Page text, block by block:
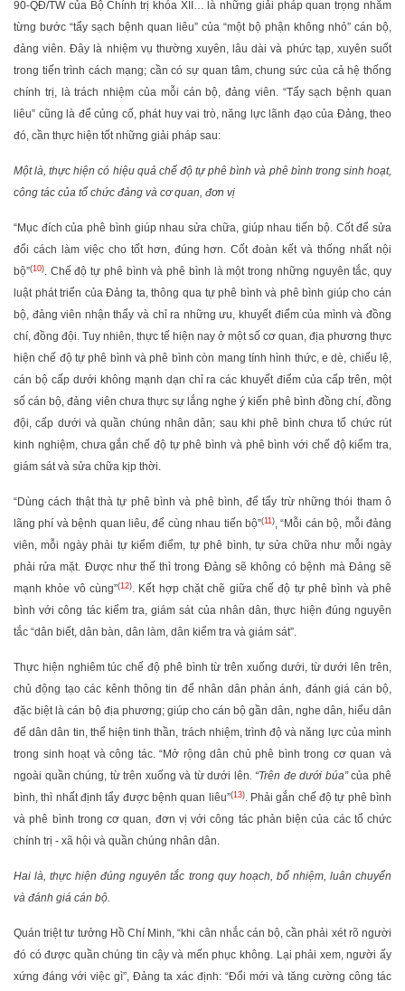
90-QĐ/TW của Bộ Chính trị khóa XII… là những giải pháp quan trọng nhằm
từng bước “tẩy sạch bệnh quan liêu” của “một bộ phận không nhỏ” cán bộ,
đảng viên. Đây là nhiệm vụ thường xuyên, lâu dài và phức tạp, xuyên suốt
trong tiến trình cách mạng; cần có sự quan tâm, chung sức của cả hệ thống
chính trị, là trách nhiệm của mỗi cán bộ, đảng viên. “Tẩy sạch bệnh quan
liêu” cũng là để củng cố, phát huy vai trò, năng lực lãnh đạo của Đảng, theo
đó, cần thực hiện tốt những giải pháp sau:
Một là, thực hiện có hiệu quả chế độ tự phê bình và phê bình trong sinh hoạt,
công tác của tổ chức đảng và cơ quan, đơn vị
“Mục đích của phê bình giúp nhau sửa chữa, giúp nhau tiến bộ. Cốt để sửa
đổi cách làm việc cho tốt hơn, đúng hơn. Cốt đoàn kết và thống nhất nội
bộ”(10). Chế độ tự phê bình và phê bình là một trong những nguyên tắc, quy
luật phát triển của Đảng ta, thông qua tự phê bình và phê bình giúp cho cán
bộ, đảng viên nhận thấy và chỉ ra những ưu, khuyết điểm của mình và đồng
chí, đồng đội. Tuy nhiên, thực tế hiện nay ở một số cơ quan, địa phương thực
hiện chế độ tự phê bình và phê bình còn mang tính hình thức, e dè, chiếu lệ,
cán bộ cấp dưới không mạnh dạn chỉ ra các khuyết điểm của cấp trên, một
số cán bộ, đảng viên chưa thực sự lắng nghe ý kiến phê bình đồng chí, đồng
đội, cấp dưới và quần chúng nhân dân; sau khi phê bình chưa tổ chức rút
kinh nghiệm, chưa gắn chế độ tự phê bình và phê bình với chế độ kiểm tra,
giám sát và sửa chữa kịp thời.
“Dùng cách thật thà tự phê bình và phê bình, để tẩy trừ những thói tham ô
lãng phí và bệnh quan liêu, để cùng nhau tiến bộ”(11 ), “Mỗi cán bộ, mỗi đảng
viên, mỗi ngày phải tự kiểm điểm, tự phê bình, tự sửa chữa như mỗi ngày
phải rửa mặt. Được như thế thì trong Đảng sẽ không có bệnh mà Đảng sẽ
mạnh khỏe vô cùng”(12). Kết hợp chặt chẽ giữa chế độ tự phê bình và phê
bình với công tác kiểm tra, giám sát của nhân dân, thực hiện đúng nguyên
tắc “dân biết, dân bàn, dân làm, dân kiểm tra và giám sát”.
Thực hiện nghiêm túc chế độ phê bình từ trên xuống dưới, từ dưới lên trên,
chủ động tạo các kênh thông tin để nhân dân phản ánh, đánh giá cán bộ,
đặc biệt là cán bộ địa phương; giúp cho cán bộ gần dân, nghe dân, hiểu dân
để dân dân tin, thể hiện tinh thần, trách nhiệm, trình độ và năng lực của mình
trong sinh hoạt và công tác. “Mở rộng dân chủ phê bình trong cơ quan và
ngoài quần chúng, từ trên xuống và từ dưới lên. “Trên đe dưới búa”của phê
bình, thì nhất định tẩy được bệnh quan liêu”(13). Phải gắn chế độ tự phê bình
và phê bình trong cơ quan, đơn vị với công tác phản biện của các tổ chức
chính trị - xã hội và quần chúng nhân dân.
Hai là, thực hiện đúng nguyên tắc trong quy hoạch, bổ nhiệm, luân chuyển
và đánh giá cán bộ.
Quán triệt tư tưởng Hồ Chí Minh, “khi cân nhắc cán bộ, cần phải xét rõ người
đó có được quần chúng tin cậy và mến phục không. Lại phải xem, người ấy
xứng đáng với việc gì”, Đảng ta xác định: “Đổi mới và tăng cường công tác